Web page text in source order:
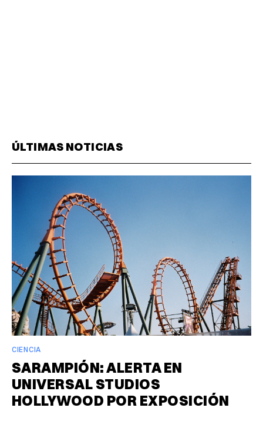
ÚLTIMAS NOTICIAS
CIENCIA
SARAMPIÓN: ALERTA EN
UNIVERSAL STUDIOS
HOLLYWOOD POR EXPOSICIÓN